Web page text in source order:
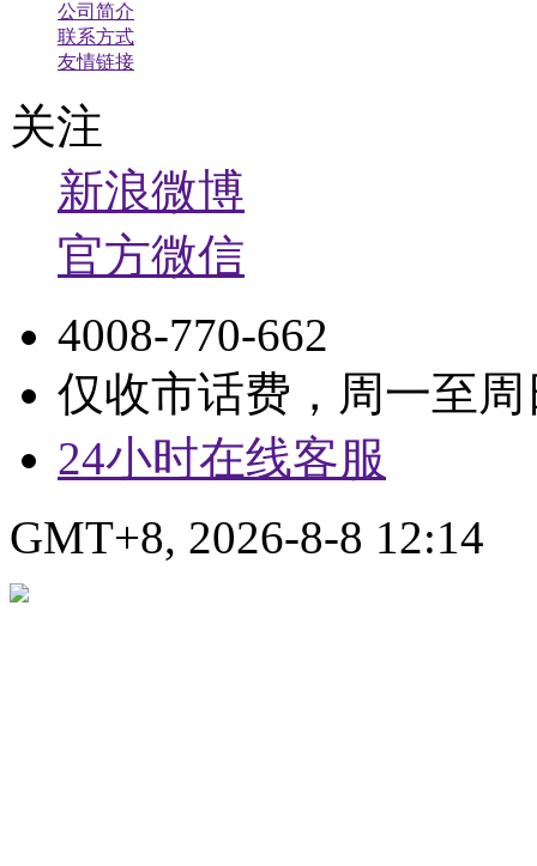
公司简介
联系方式
友情链接
关注
新浪微博
官方微信
4008-770-662
仅收市话费，周一至周
24小时在线客服
GMT+8, 2026-8-8 12:14